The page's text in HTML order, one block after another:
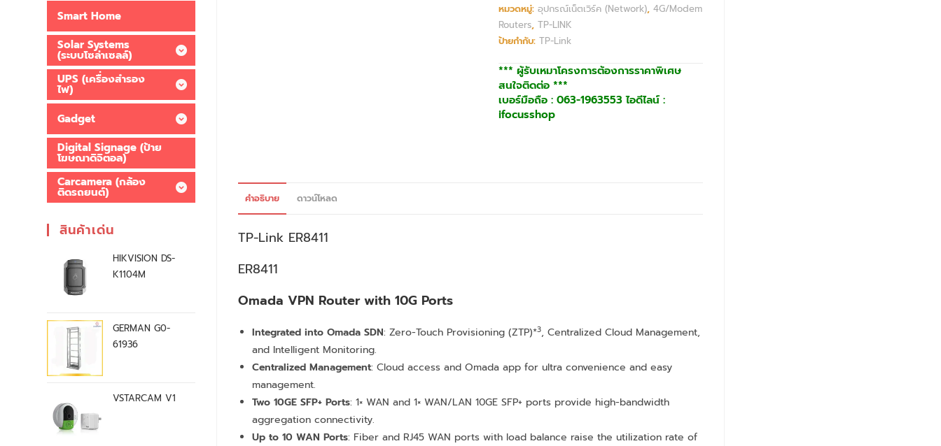
หมวดหมู่: อุปกรณ์เน็ตเวิร์ค (Network), 4G/Modem
Routers, TP-LINK
ป้ายกำกับ: TP-Link
*** ผู้รับเหมาโครงการต้องการราคาพิเศษ
สนใจติดต่อ ***
เบอร์มือถือ : 063-1963553 ไอดีไลน์ :
ifocusshop
คำอธิบาย ดาวน์โหลด
TP-Link ER8411
ER8411
Omada VPN Router with 10G Ports
Integrated into Omada SDN: Zero-Touch Provisioning (ZTP)*3, Centralized Cloud Management,
and Intelligent Monitoring.
Centralized Management: Cloud access and Omada app for ultra convenience and easy
management.
Two 10GE SFP+ Ports: 1× WAN and 1× WAN/LAN 10GE SFP+ ports provide high-bandwidth
aggregation connectivity.
Up to 10 WAN Ports: Fiber and RJ45 WAN ports with load balance raise the utilization rate of
Smart Home
Solar Systems
(ระบบโซล่าเซลล์)
UPS (เครื่องสำรอง
ไฟ)
Gadget
Digital Signage (ป้าย
โฆษณาดิจิตอล)
Carcamera (กล้อง
ติดรถยนต์)
สินค้าเด่น
HIKVISION DS-
K1104M
GERMAN G0-
61936
VSTARCAM V1